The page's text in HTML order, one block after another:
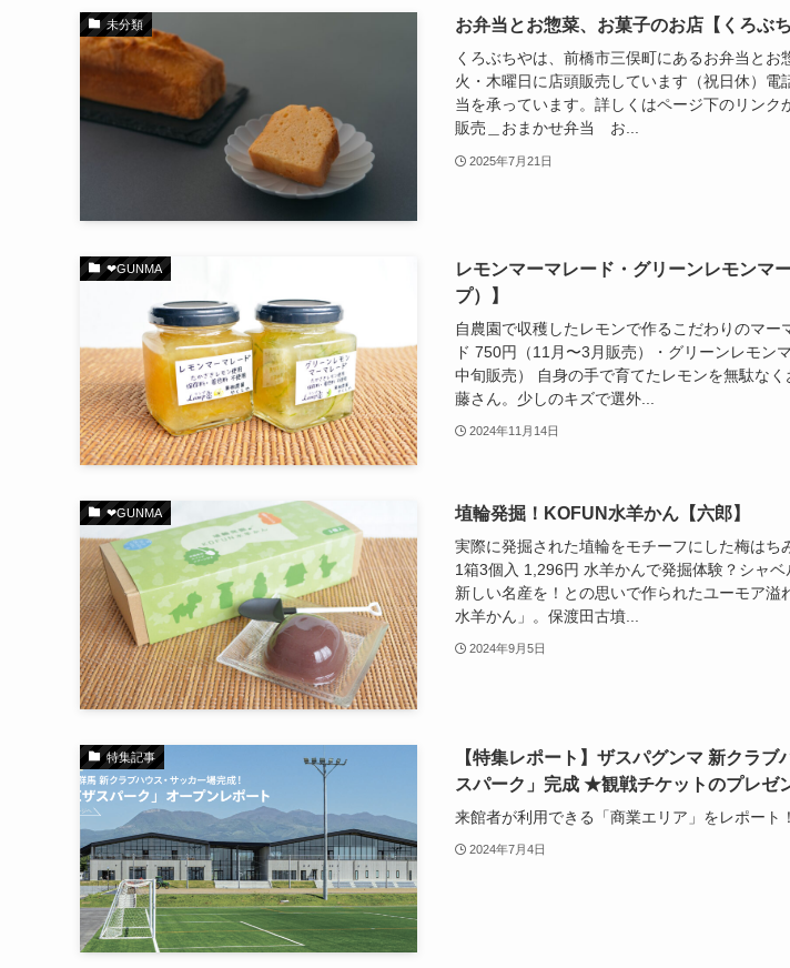
未分類 お弁当とお惣菜、お菓子のお店【くろぶち
くろぶちやは、前橋市三俣町にあるお弁当とお
火・木曜日に店頭販売しています（祝日休）電
当を承っています。詳しくはページ下のリンク
販売＿おまかせ弁当 お...
2025年7月21日
❤︎GUNMA
レモンマーマレード・グリーンレモンマ
プ）】
自農園で収穫したレモンで作るこだわりのマ
ド 750円（11月〜3月販売）・グリーンレモン
中旬販売） 自身の手で育てたレモンを無駄な
藤さん。少しのキズで選外...
2024年11月14日
❤︎GUNMA 埴輪発掘！KOFUN水羊かん【六郎】
実際に発掘された埴輪をモチーフにした梅は
1箱3個入 1,296円 水羊かんで発掘体験？シャ
新しい名産を！との思いで作られたユーモア溢
水羊かん」。保渡田古墳...
2024年9月5日
特集記事
【特集レポート】ザスパグンマ 新クラ
スパーク」完成 ★観戦チケットのプレゼ
来館者が利用できる「商業エリア」をレポート！
2024年7月4日